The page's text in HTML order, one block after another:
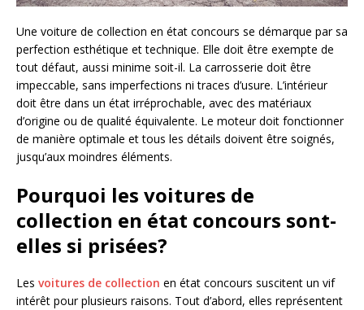
Une voiture de collection en état concours se démarque par sa
perfection esthétique et technique. Elle doit être exempte de
tout défaut, aussi minime soit-il. La carrosserie doit être
impeccable, sans imperfections ni traces d’usure. L’intérieur
doit être dans un état irréprochable, avec des matériaux
d’origine ou de qualité équivalente. Le moteur doit fonctionner
de manière optimale et tous les détails doivent être soignés,
jusqu’aux moindres éléments.
Pourquoi les voitures de
collection en état concours sont-
elles si prisées?
Les voitures de collection en état concours suscitent un vif
intérêt pour plusieurs raisons. Tout d’abord, elles représentent